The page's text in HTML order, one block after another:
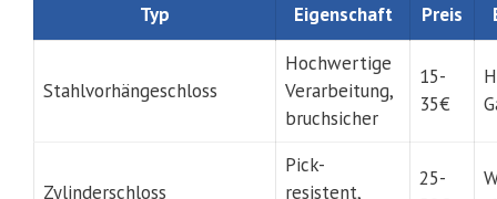
Typ Eigenschaft Preis
Stahlvorhängeschloss
Hochwertige
Verarbeitung,
bruchsicher
15-
35€
Zylinderschloss
Pick-
resistent,
25-